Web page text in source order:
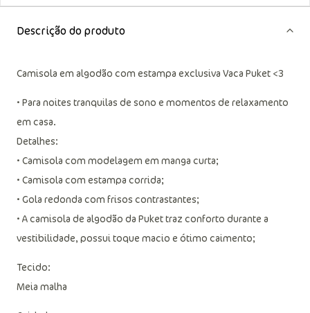
Descrição do produto
Camisola em algodão com estampa exclusiva Vaca Puket <3
• Para noites tranquilas de sono e momentos de relaxamento
em casa.
Detalhes:
• Camisola com modelagem em manga curta;
• Camisola com estampa corrida;
• Gola redonda com frisos contrastantes;
• A camisola de algodão da Puket traz conforto durante a
vestibilidade, possui toque macio e ótimo caimento;
Tecido:
Meia malha